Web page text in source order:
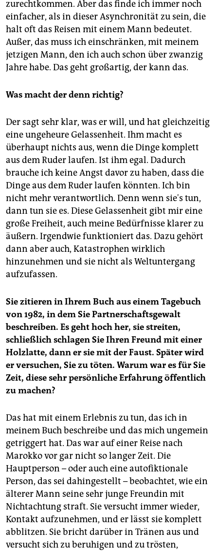
zurechtkommen. Aber das finde ich immer noch
einfacher, als in dieser Asynchronität zu sein, die
halt oft das Reisen mit einem Mann bedeutet.
Außer, das muss ich einschränken, mit meinem
jetzigen Mann, den ich auch schon über zwanzig
Jahre habe. Das geht großartig, der kann das.
Was macht der denn richtig?
Der sagt sehr klar, was er will, und hat gleichzeitig
eine ungeheure Gelassenheit. Ihm macht es
überhaupt nichts aus, wenn die Dinge komplett
aus dem Ruder laufen. Ist ihm egal. Dadurch
brauche ich keine Angst davor zu haben, dass die
Dinge aus dem Ruder laufen könnten. Ich bin
nicht mehr verantwortlich. Denn wenn sie's tun,
dann tun sie es. Diese Gelassenheit gibt mir eine
große Freiheit, auch meine Bedürfnisse klarer zu
äußern. Irgendwie funktioniert das. Dazu gehört
dann aber auch, Katastrophen wirklich
hinzunehmen und sie nicht als Weltuntergang
aufzufassen.
Sie zitieren in Ihrem Buch aus einem Tagebuch
von 1982, in dem Sie Partnerschaftsgewalt
beschreiben. Es geht hoch her, sie streiten,
schließlich schlagen Sie Ihren Freund mit einer
Holzlatte, dann er sie mit der Faust. Später wird
er versuchen, Sie zu töten. Warum war es für Sie
Zeit, diese sehr persönliche Erfahrung öffentlich
zu machen?
Das hat mit einem Erlebnis zu tun, das ich in
meinem Buch beschreibe und das mich ungemein
getriggert hat. Das war auf einer Reise nach
Marokko vor gar nicht so langer Zeit. Die
Hauptperson – oder auch eine autofiktionale
Person, das sei dahingestellt – beobachtet, wie ein
älterer Mann seine sehr junge Freundin mit
Nichtachtung straft. Sie versucht immer wieder,
Kontakt aufzunehmen, und er lässt sie komplett
abblitzen. Sie bricht darüber in Tränen aus und
versucht sich zu beruhigen und zu trösten,